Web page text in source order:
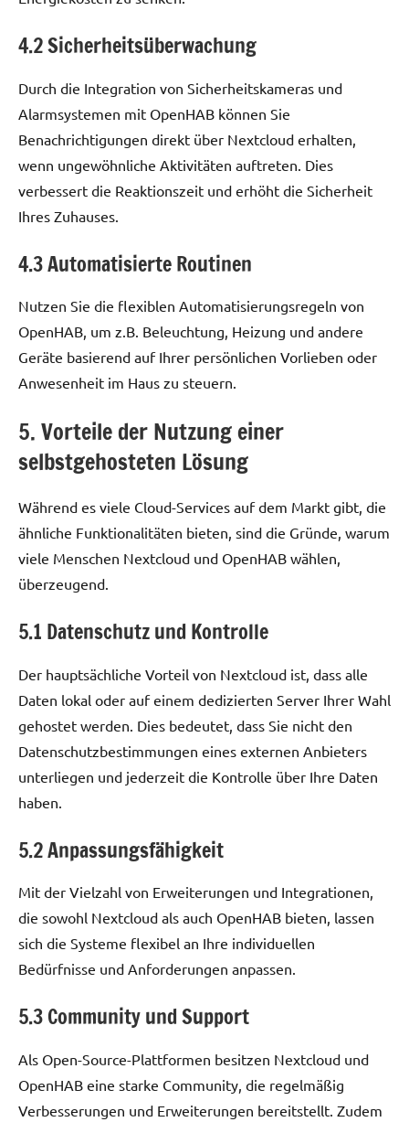
4.2 Sicherheitsüberwachung
Durch die Integration von Sicherheitskameras und
Alarmsystemen mit OpenHAB können Sie
Benachrichtigungen direkt über Nextcloud erhalten,
wenn ungewöhnliche Aktivitäten auftreten. Dies
verbessert die Reaktionszeit und erhöht die Sicherheit
Ihres Zuhauses.
4.3 Automatisierte Routinen
Nutzen Sie die flexiblen Automatisierungsregeln von
OpenHAB, um z.B. Beleuchtung, Heizung und andere
Geräte basierend auf Ihrer persönlichen Vorlieben oder
Anwesenheit im Haus zu steuern.
5. Vorteile der Nutzung einer
selbstgehosteten Lösung
Während es viele Cloud-Services auf dem Markt gibt, die
ähnliche Funktionalitäten bieten, sind die Gründe, warum
viele Menschen Nextcloud und OpenHAB wählen,
überzeugend.
5.1 Datenschutz und Kontrolle
Der hauptsächliche Vorteil von Nextcloud ist, dass alle
Daten lokal oder auf einem dedizierten Server Ihrer Wahl
gehostet werden. Dies bedeutet, dass Sie nicht den
Datenschutzbestimmungen eines externen Anbieters
unterliegen und jederzeit die Kontrolle über Ihre Daten
haben.
5.2 Anpassungsfähigkeit
Mit der Vielzahl von Erweiterungen und Integrationen,
die sowohl Nextcloud als auch OpenHAB bieten, lassen
sich die Systeme flexibel an Ihre individuellen
Bedürfnisse und Anforderungen anpassen.
5.3 Community und Support
Als Open-Source-Plattformen besitzen Nextcloud und
OpenHAB eine starke Community, die regelmäßig
Verbesserungen und Erweiterungen bereitstellt. Zudem